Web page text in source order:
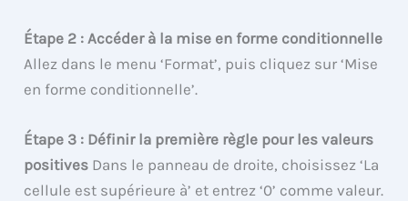
Étape 2 : Accéder à la mise en forme conditionnelle
Allez dans le menu ‘Format’, puis cliquez sur ‘Mise
en forme conditionnelle’.
Étape 3 : Définir la première règle pour les valeurs
positives Dans le panneau de droite, choisissez ‘La
cellule est supérieure à’ et entrez ‘0’ comme valeur.